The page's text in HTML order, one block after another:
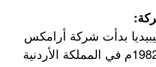
بدأت شركة أرامكس
أعمالها عام 1982م في المملكة الأردنية